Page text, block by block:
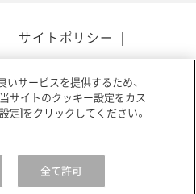
サイトポリシー
シー アクセシビリティ
All rights reserved.
いサービスを提供するため、
サイトのクッキー設定をカス
定]をクリックしてください。
全て許可